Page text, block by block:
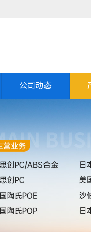
公司动态